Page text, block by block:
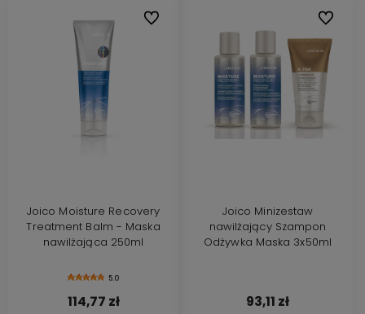
Joico Moisture Recovery
Treatment Balm - Maska
nawilżająca 250ml
5.0
114,77 zł
Do ulubionych
Joico Minizestaw
nawilżający Szampon
Odżywka Maska 3x50ml
93,11 zł
Do